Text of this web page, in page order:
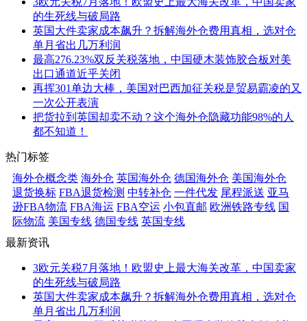
的生死线与破局路
英国大件卖家成本飙升？拆解海外仓费用真相，选对仓
单月省出几万利润
最高276.23%双反关税落地，中国硬木装饰胶合板对美
出口通道近乎关闭
再挥301单边大棒，美国对巴西加征关税是贸易霸凌的又
一次公开表演
把货拉到英国却卖不动？这个海外仓隐藏功能98%的人
都不知道！
热门标签
海外仓概念类 海外仓 英国海外仓 德国海外仓 美国海外仓
退货换标 FBA退货检测 中转补仓 一件代发 尾程派送 亚马
逊FBA物流 FBA海运 FBA空运 小包直邮 欧洲铁路专线 国
际物流 美国专线 德国专线 英国专线
最新资讯
3欧元关税7月落地！欧盟史上最大海关改革，中国卖家
的生死线与破局路
英国大件卖家成本飙升？拆解海外仓费用真相，选对仓
单月省出几万利润